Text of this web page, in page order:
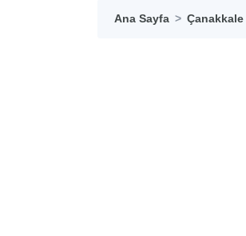
Ana Sayfa Çanakkale